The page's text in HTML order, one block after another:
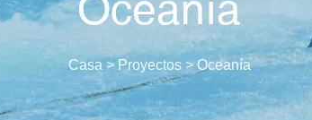
Casa > Proyectos > Oceanía